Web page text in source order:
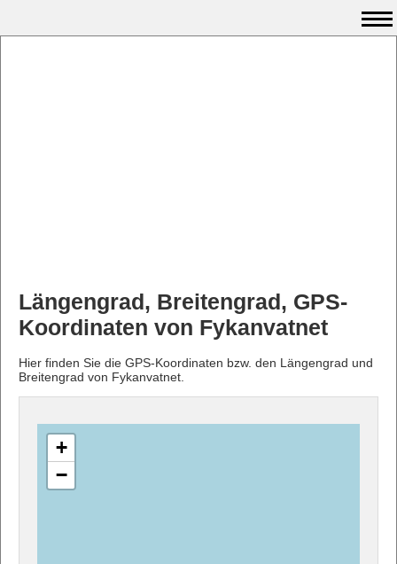
Längengrad, Breitengrad, GPS-
Koordinaten von Fykanvatnet
Hier finden Sie die GPS-Koordinaten bzw. den Längengrad und
Breitengrad von Fykanvatnet.
+
−